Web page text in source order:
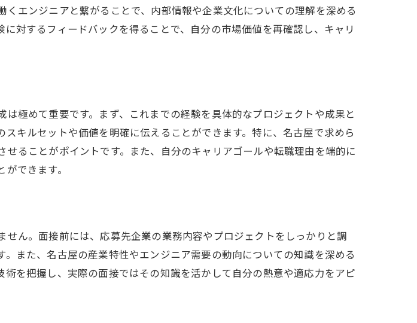
明確にする
携を深める
ジェクト
研修の活用
入
ックの体制
活用
戦略
する
エンジニアと繋がることで、内部情報や企業文化についての理解を深める
対するフィードバックを得ることで、自分の市場価値を再確認し、キャリ
極めて重要です。まず、これまでの経験を具体的なプロジェクトや成果と
キルセットや価値を明確に伝えることができます。特に、名古屋で求めら
ることがポイントです。また、自分のキャリアゴールや転職理由を端的に
できます。
ん。面接前には、応募先企業の業務内容やプロジェクトをしっかりと調
また、名古屋の産業特性やエンジニア需要の動向についての知識を深める
を把握し、実際の面接ではその知識を活かして自分の熱意や適応力をアピ